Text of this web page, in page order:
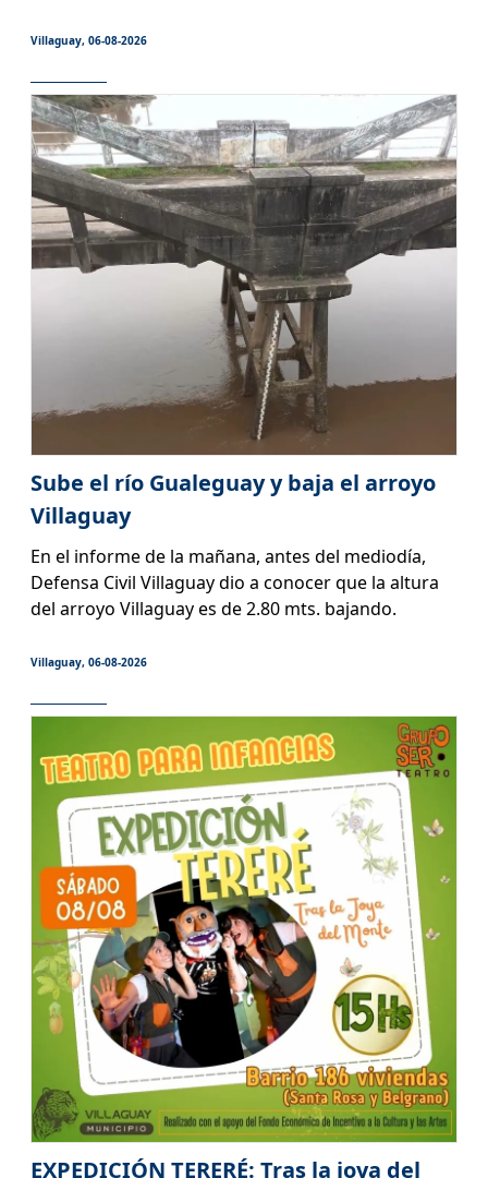
Villaguay, 06-08-2026
Sube el río Gualeguay y baja el arroyo
Villaguay
En el informe de la mañana, antes del mediodía,
Defensa Civil Villaguay dio a conocer que la altura
del arroyo Villaguay es de 2.80 mts. bajando.
Villaguay, 06-08-2026
EXPEDICIÓN TERERÉ: Tras la joya del